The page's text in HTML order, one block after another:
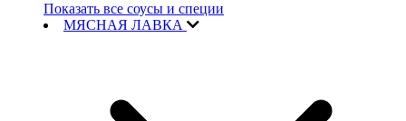
Показать все соусы и специи
МЯСНАЯ ЛАВКА